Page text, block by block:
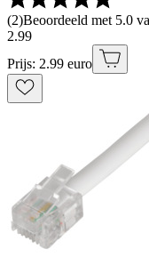
(2)Beoordeeld met 5.0
2.99
Prijs: 2.99 euro